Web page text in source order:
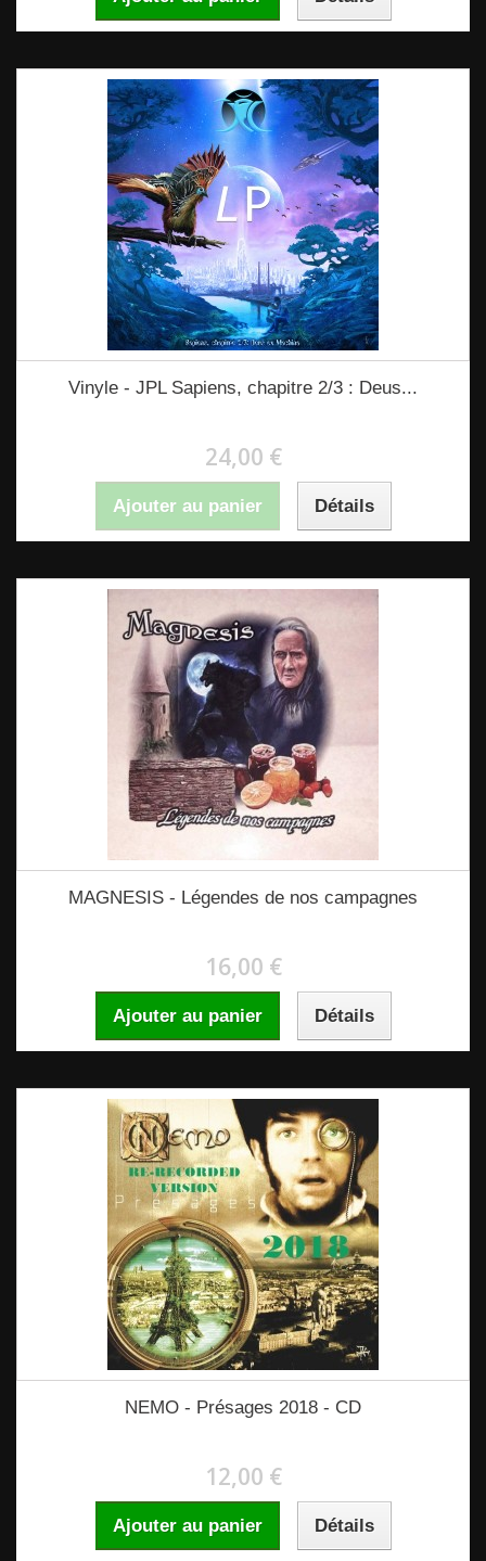
Vinyle - JPL Sapiens, chapitre 2/3 : Deus...
24,00 €
Ajouter au panier Détails
MAGNESIS - Légendes de nos campagnes
16,00 €
Ajouter au panier Détails
NEMO - Présages 2018 - CD
12,00 €
Ajouter au panier Détails